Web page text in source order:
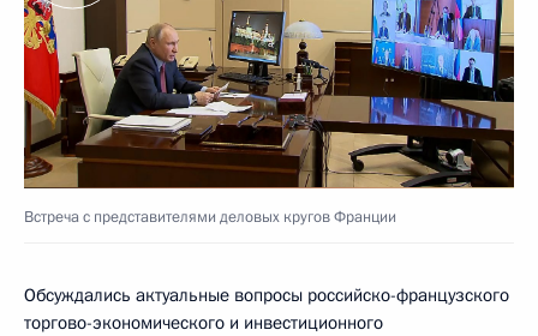
Встреча с представителями деловых кругов Франции
Обсуждались актуальные вопросы российско-французского
торгово-экономического и инвестиционного